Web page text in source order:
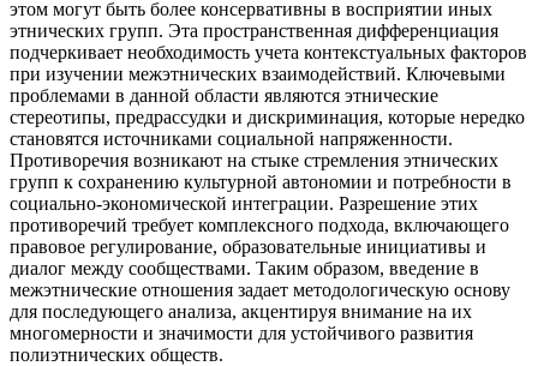
этом могут быть более консервативны в восприятии иных
этнических групп. Эта пространственная дифференциация
подчеркивает необходимость учета контекстуальных факторов
при изучении межэтнических взаимодействий. Ключевыми
проблемами в данной области являются этнические
стереотипы, предрассудки и дискриминация, которые нередко
становятся источниками социальной напряженности.
Противоречия возникают на стыке стремления этнических
групп к сохранению культурной автономии и потребности в
социально-экономической интеграции. Разрешение этих
противоречий требует комплексного подхода, включающего
правовое регулирование, образовательные инициативы и
диалог между сообществами. Таким образом, введение в
межэтнические отношения задает методологическую основу
для последующего анализа, акцентируя внимание на их
многомерности и значимости для устойчивого развития
полиэтнических обществ.